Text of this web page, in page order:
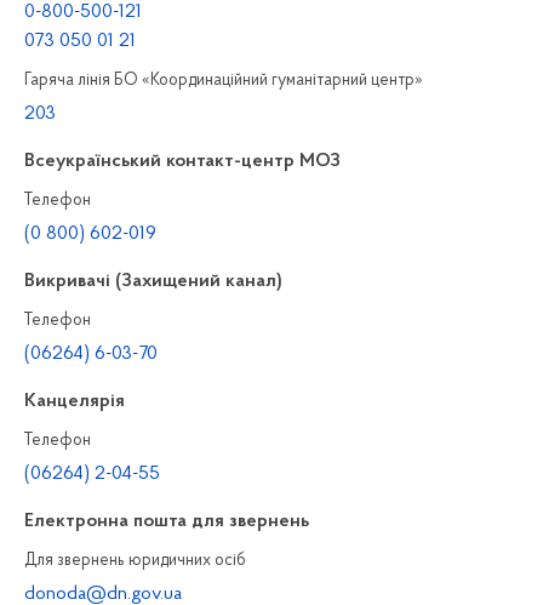
0-800-500-121
073 050 01 21
Гаряча лінія БО «Координаційний гуманітарний центр»
203
Всеукраїнський контакт-центр МОЗ
Телефон
(0 800) 602-019
Викривачі (Захищений канал)
Телефон
(06264) 6-03-70
Канцелярiя
Телефон
(06264) 2-04-55
Електронна пошта для звернень
Для звернень юридичних осiб
donoda@dn.gov.ua